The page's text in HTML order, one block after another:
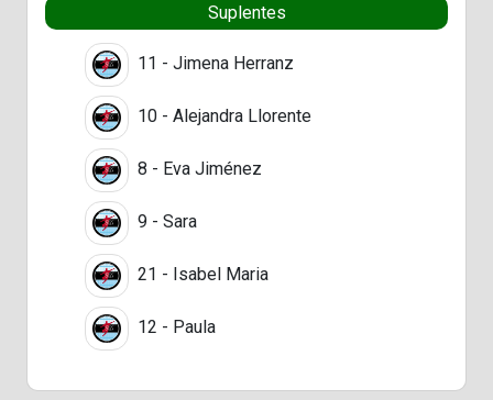
Suplentes
11 - Jimena Herranz
10 - Alejandra Llorente
8 - Eva Jiménez
9 - Sara
21 - Isabel Maria
12 - Paula